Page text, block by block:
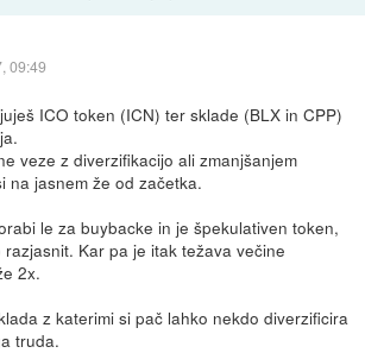
09:49
ICO token (ICN) ter sklade (BLX in CPP)
veze z diverzifikacijo ali zmanjšanjem
na jasnem že od začetka.
le za buybacke in je špekulativen token,
Kar pa je itak težava večine
2x.
z katerimi si pač lahko nekdo diverzificira
truda.